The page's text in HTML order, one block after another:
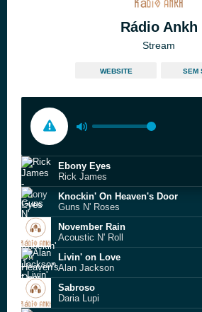
Rádio Ankh
Stream
WEBSITE SEM
Ebony Eyes
Rick James
Knockin' On Heaven's Door
Guns N' Roses
November Rain
Acoustic N' Roll
Livin' on Love
Alan Jackson
Sabroso
Daria Lupi